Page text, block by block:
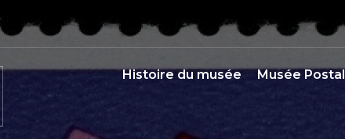
Histoire du musée Musée Postal